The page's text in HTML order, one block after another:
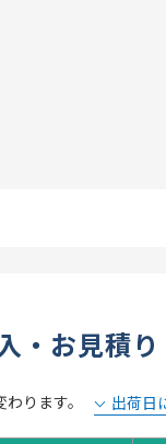
・お見積り
ります。 出荷日